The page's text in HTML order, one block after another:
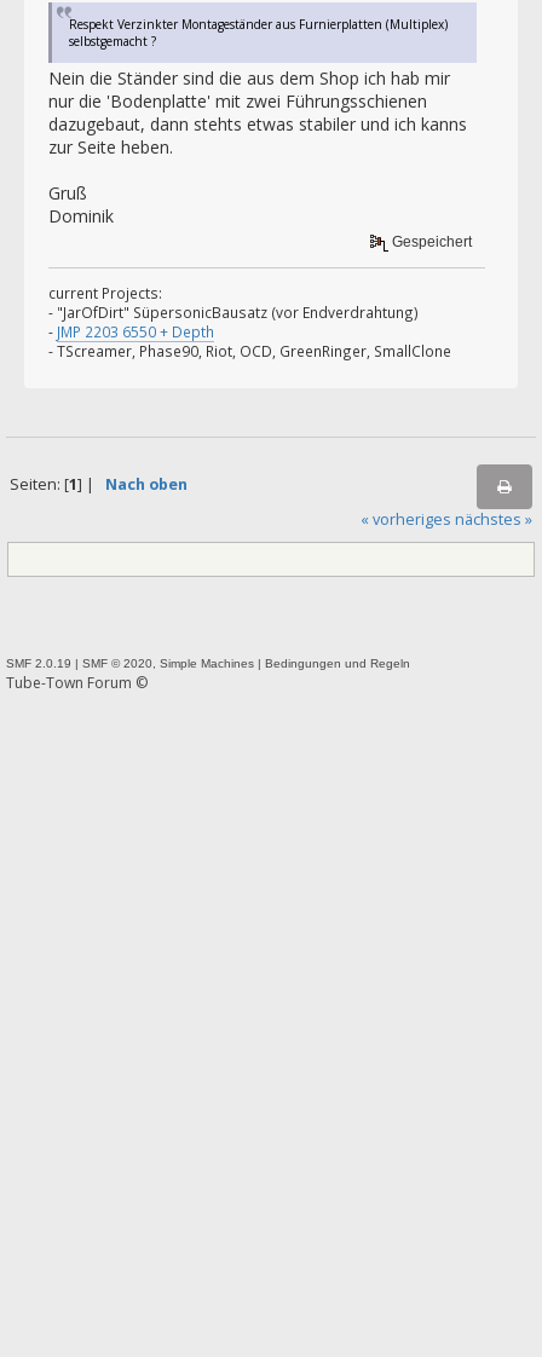
Respekt Verzinkter Montageständer aus Furnierplatten (Multiplex)
selbstgemacht ?
Nein die Ständer sind die aus dem Shop ich hab mir
nur die 'Bodenplatte' mit zwei Führungsschienen
dazugebaut, dann stehts etwas stabiler und ich kanns
zur Seite heben.
Gruß
Dominik
Gespeichert
current Projects:
- "JarOfDirt" SüpersonicBausatz (vor Endverdrahtung)
- JMP 2203 6550 + Depth
- TScreamer, Phase90, Riot, OCD, GreenRinger, SmallClone
Seiten: [1] | Nach oben
« vorheriges nächstes »
SMF 2.0.19 | SMF © 2020, Simple Machines | Bedingungen und Regeln
Tube-Town Forum ©